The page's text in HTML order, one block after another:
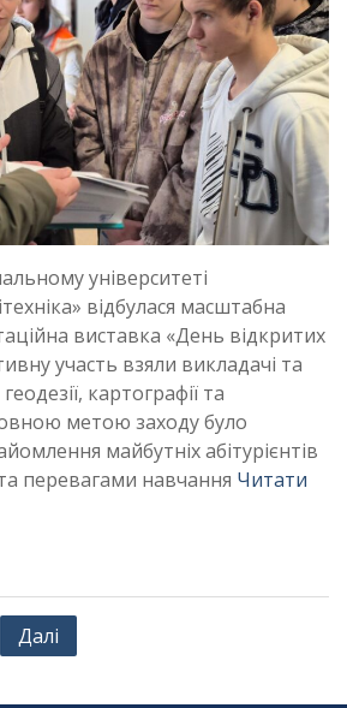
університеті
відбулася масштабна
виставка «День відкритих
участь взяли викладачі та
картографії та
метою заходу було
майбутніх абітурієнтів
перевагами навчання Читати
Далі